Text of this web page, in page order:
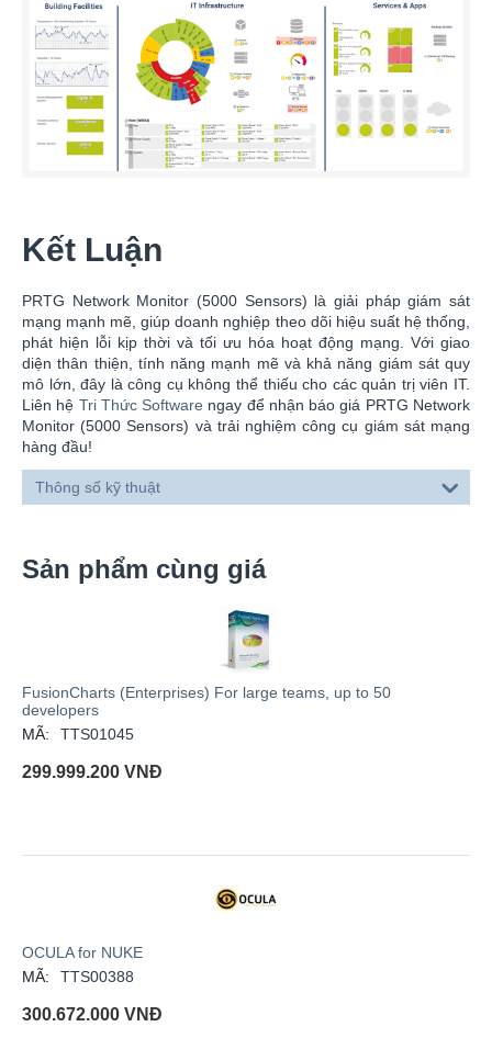
Kết Luận
PRTG Network Monitor (5000 Sensors) là giải pháp giám sát
mạng mạnh mẽ, giúp doanh nghiệp theo dõi hiệu suất hệ thống,
phát hiện lỗi kịp thời và tối ưu hóa hoạt động mạng. Với giao
diện thân thiện, tính năng mạnh mẽ và khả năng giám sát quy
mô lớn, đây là công cụ không thể thiếu cho các quản trị viên IT.
Liên hệ Tri Thức Software ngay để nhận báo giá PRTG Network
Monitor (5000 Sensors) và trải nghiệm công cụ giám sát mạng
hàng đầu!
Thông số kỹ thuật
Sản phẩm cùng giá
FusionCharts (Enterprises) For large teams, up to 50
developers
MÃ:
TTS01045
299.999.200 VNĐ
OCULA for NUKE
MÃ:
TTS00388
300.672.000 VNĐ